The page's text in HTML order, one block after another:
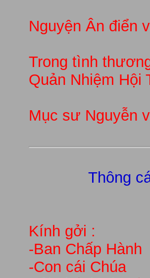
Nguyện Ân điển
Trong tình
Quản Nhiệm Hội
Mục sư Nguyễn
Thông
Kính gởi :
-Ban Chấp Hành
-Con cái Chúa